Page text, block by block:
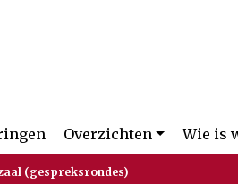
Overzichten Wie is
(gespreksrondes)